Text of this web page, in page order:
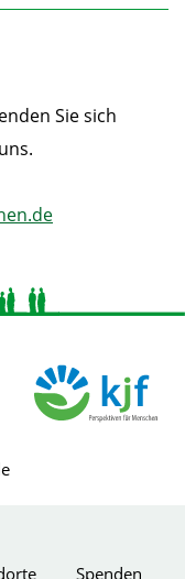
Sie sich
Spenden